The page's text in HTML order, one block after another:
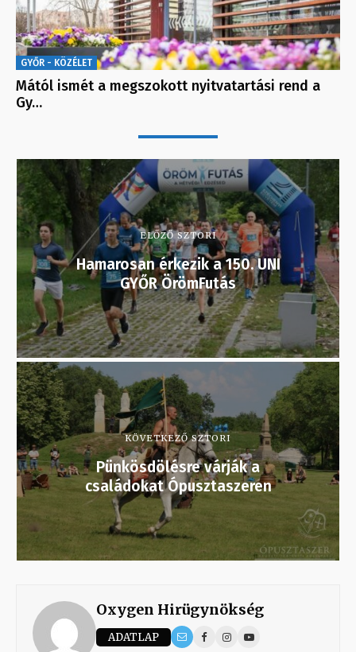
GYŐR - KÖZÉLET
Mától ismét a megszokott nyitvatartási rend a
Gy…
ELŐZŐ SZTORI
Hamarosan érkezik a 150. UNI
GYŐR ÖrömFutás
KÖVETKEZŐ SZTORI
Pünkösdölésre várják a
családokat Ópusztaszeren
Oxygen Hirügynökség
ADATLAP